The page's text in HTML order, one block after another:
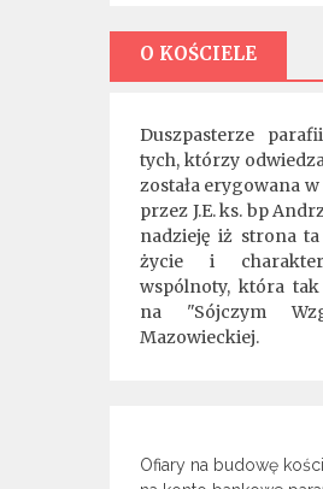
O KOŚCIELE
Duszpasterze
tych, którzy
została erygowana w
przez J.E. ks. bp
nadzieję iż strona
życie i
wspólnoty, która
na "Sójczym
Mazowieckiej.
Ofiary na budowę